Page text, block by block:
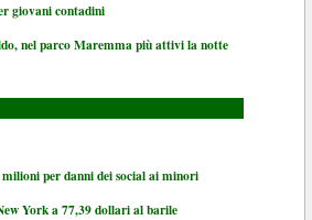
giovani contadini
nel parco Maremma più attivi la notte
per danni dei social ai minori
York a 77,39 dollari al barile